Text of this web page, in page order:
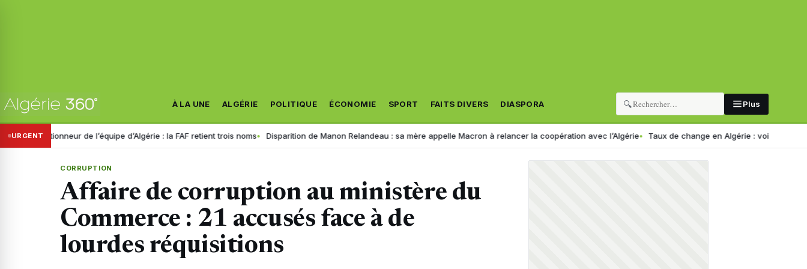
À LA UNE ALGÉRIE POLITIQUE ÉCONOMIE SPORT FAITS DIVERS DIASPORA 🔍 Plus
URGENTde l’équipe d’Algérie : la FAF retient trois noms Disparition de Manon Relandeau : sa mère appelle Macron à relancer la coopération avec l’Algérie Taux de change en Algérie : voici le nouveau cours
CORRUPTION
Affaire de corruption au ministère du
Commerce : 21 accusés face à de
lourdes réquisitions